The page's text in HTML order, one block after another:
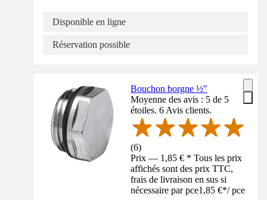
Disponible en ligne
Réservation possible
Bouchon borgne ½"
Moyenne des avis : 5 de 5
étoiles. 6 Avis clients.
(6)
Prix — 1,85 € * Tous les prix
affichés sont des prix TTC,
frais de livraison en sus si
nécessaire par pce1,85 €*/ pce